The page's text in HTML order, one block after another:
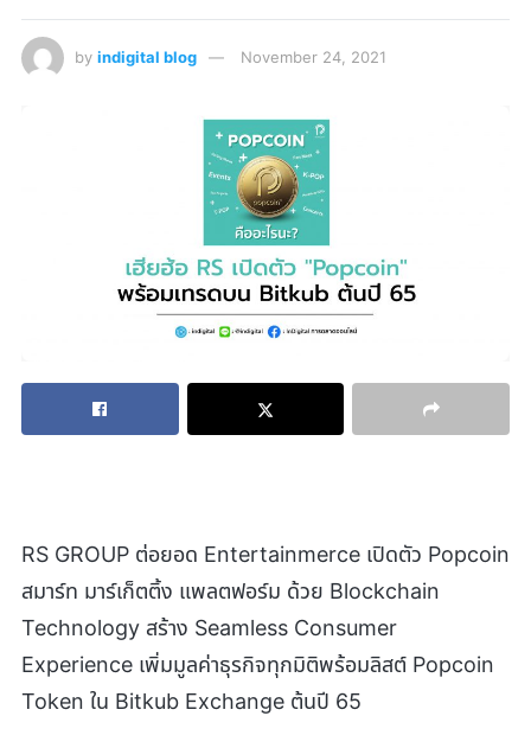
by indigital blog November 24, 2021
RS GROUP ต่อยอด Entertainmerce เปิดตัว Popcoin
สมาร์ท มาร์เก็ตติ้ง แพลตฟอร์ม ด้วย Blockchain
Technology สร้าง Seamless Consumer
Experience เพิ่มมูลค่าธุรกิจทุกมิติพร้อมลิสต์ Popcoin
Token ใน Bitkub Exchange ต้นปี 65